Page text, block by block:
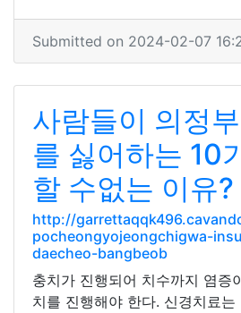
Submitted on 2024-02-07
사람들이 의정
를 싫어하는 10
할 수없는 이유?
http://
pocheongyojeongchigwa-
daecheo-bangbeob
충치가 진행되어 치수까지 염증
치를 진행해야 한다. 신경치료